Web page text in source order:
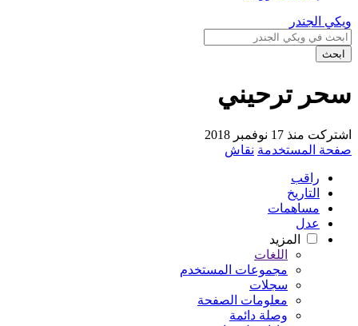
ويكي الجندر
ابحث
سحر ترحيني
اشتركت منذ 17 نوفمبر 2018
صفحة المستخدمة نقاش
راقب
التاريخ
مساهمات
عدل
المزيد
اللغات
مجموعات المستخدم
سجلات
معلومات الصفحة
وصلة دائمة